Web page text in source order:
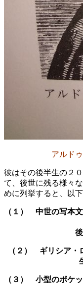
アルド
彼はその後半生の２
て、後世に残る様々
めに列挙すると、以
（１） 中世の写本
（２） ギリシア・
（３） 小型のポケッ